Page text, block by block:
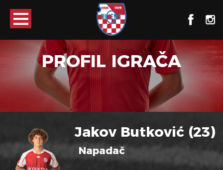
PROFIL IGRAČA
Jakov Butković (23)
Napadač